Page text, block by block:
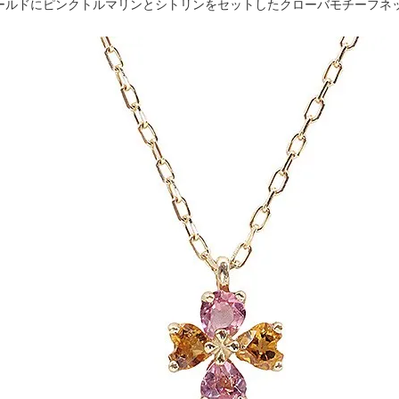
ルドにピンクトルマリンとシトリンをセットしたクローバモチーフネ